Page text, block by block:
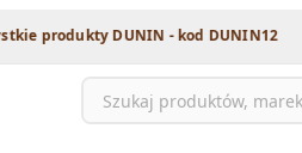
DUNIN - kod DUNIN12 |